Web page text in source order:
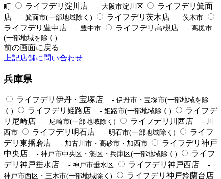
町
ライフデリ淀川店 - 大阪市淀川区
ライフデリ箕面
店
- 箕面市(一部地域除く) ライフデリ茨木店 - 茨木市
ライフデリ豊中店 - 豊中市 ライフデリ高槻店
- 高槻市
(一部地域を除く)
前の画面に戻る
上記店舗に問い合わせ
兵庫県
ライフデリ伊丹・宝塚店
- 伊丹市・宝塚市(一部地域を除
く)
ライフデリ姫路店 - 姫路市(一部地域除く)
ライフデ
リ尼崎店
- 尼崎市(一部地域除く) ライフデリ川西店
- 川
西市
ライフデリ明石店 - 明石市(一部地域除く)
ライフ
デリ東播磨店
- 加古川市・高砂市・加西市
ライフデリ神戸
中央店
- 神戸市中央区・灘区・兵庫区(一部地域除く)
ライフ
デリ神戸垂水店
- 神戸市垂水区 ライフデリ神戸西店
-
神戸市西区・三木市(一部地域除く)
ライフデリ神戸鈴蘭台店